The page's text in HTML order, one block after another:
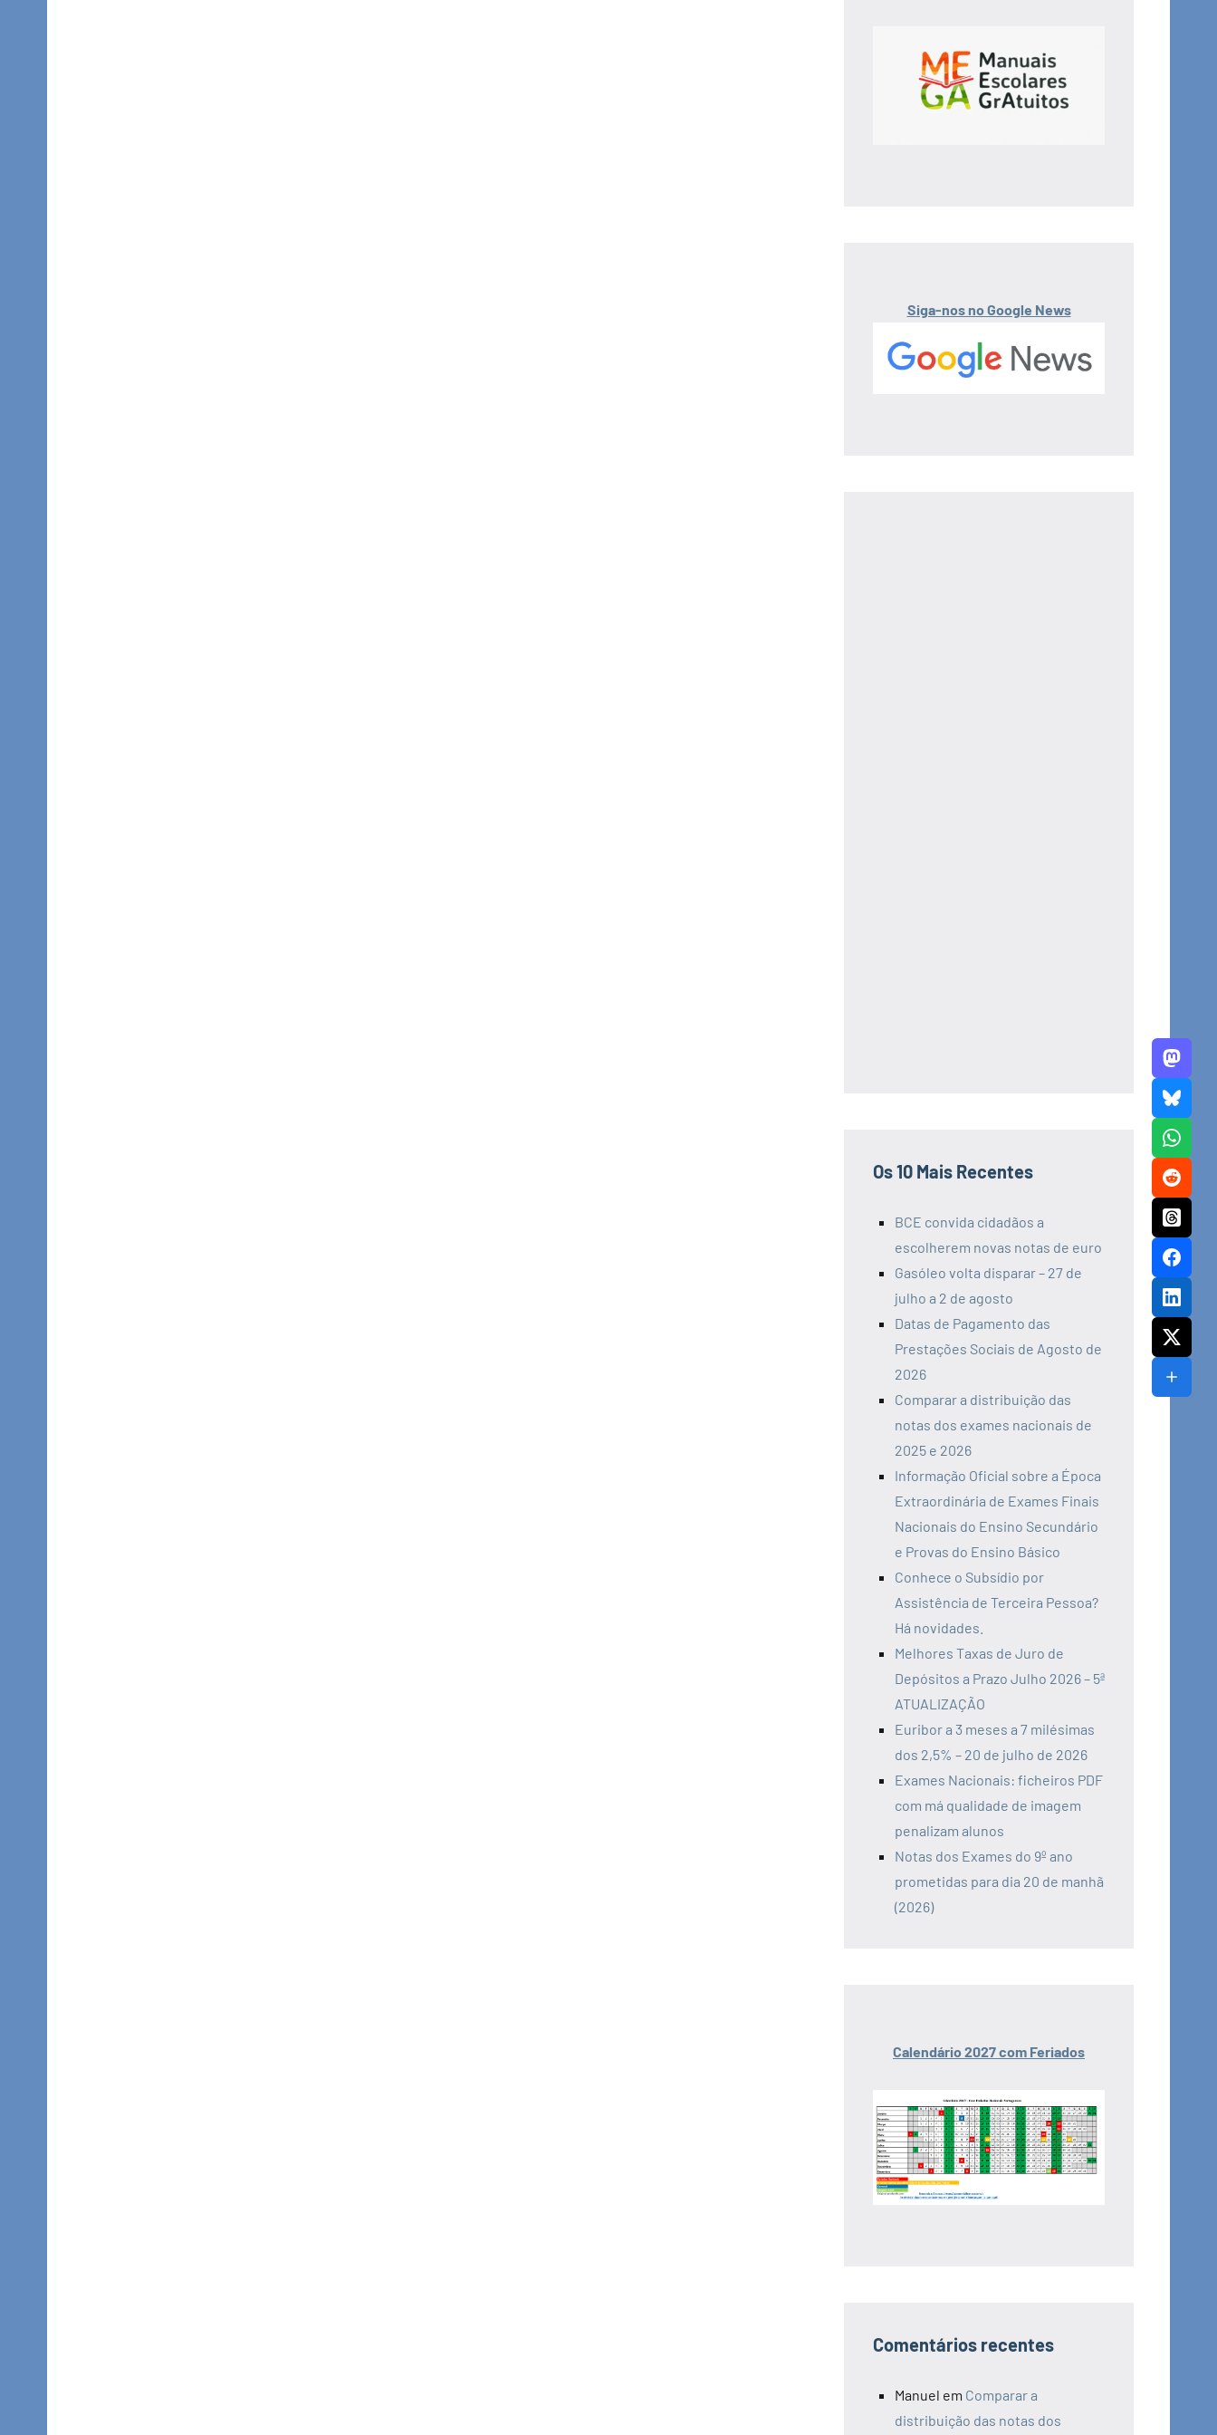
Siga-nos no Google News
Os 10 Mais Recentes
BCE convida cidadãos a
escolherem novas notas de euro
Gasóleo volta disparar – 27 de
julho a 2 de agosto
Datas de Pagamento das
Prestações Sociais de Agosto de
2026
Comparar a distribuição das
notas dos exames nacionais de
2025 e 2026
Informação Oficial sobre a Época
Extraordinária de Exames Finais
Nacionais do Ensino Secundário
e Provas do Ensino Básico
Conhece o Subsídio por
Assistência de Terceira Pessoa?
Há novidades.
Melhores Taxas de Juro de
Depósitos a Prazo Julho 2026 – 5ª
ATUALIZAÇÃO
Euribor a 3 meses a 7 milésimas
dos 2,5% – 20 de julho de 2026
Exames Nacionais: ficheiros PDF
com má qualidade de imagem
penalizam alunos
Notas dos Exames do 9º ano
prometidas para dia 20 de manhã
(2026)
Calendário 2027 com Feriados
Comentários recentes
Manuel em Comparar a
distribuição das notas dos